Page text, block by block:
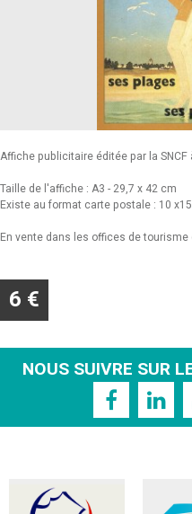
Affiche publicitaire éditée par la SNCF
Taille de l'affiche : A3 - 29,7 x 42 cm
Existe au format carte postale : 10
En vente dans les offices de tourisme
6 €
NOUS SUIVRE SUR